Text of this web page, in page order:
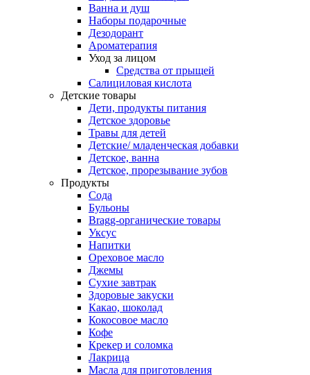
Ванна и душ
Наборы подарочные
Дезодорант
Ароматерапия
Уход за лицом
Средства от прыщей
Салициловая кислота
Детские товары
Дети, продукты питания
Детское здоровье
Травы для детей
Детские/ младенческая добавки
Детское, ванна
Детское, прорезывание зубов
Продукты
Сода
Бульоны
Bragg-органические товары
Уксус
Напитки
Ореховое масло
Джемы
Сухие завтрак
Здоровые закуски
Какао, шоколад
Кокосовое масло
Кофе
Крекер и соломка
Лакрица
Масла для приготовления